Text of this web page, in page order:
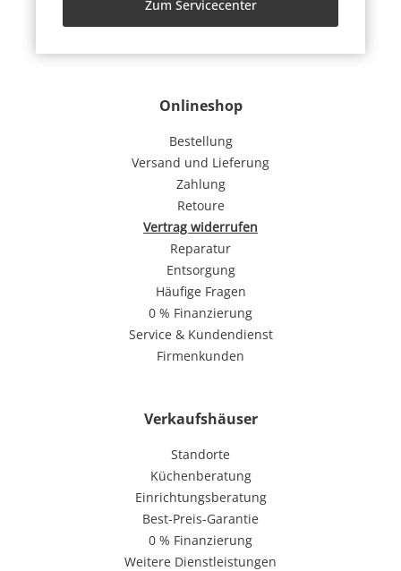
Onlineshop
Bestellung
Versand und Lieferung
Zahlung
Retoure
Vertrag widerrufen
Reparatur
Entsorgung
Häufige Fragen
0 % Finanzierung
Service & Kundendienst
Firmenkunden
Verkaufshäuser
Standorte
Küchenberatung
Einrichtungsberatung
Best-Preis-Garantie
0 % Finanzierung
Weitere Dienstleistungen
Zum Servicecenter